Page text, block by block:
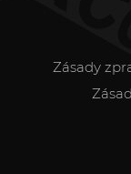
Zásady